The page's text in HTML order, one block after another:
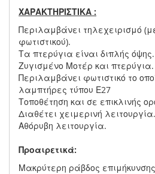
ΧΑΡΑΚΤΗΡΙΣΤΙΚΑ :
Περιλαμβάνει τηλεχειρισμό
φωτιστικού).
Τα πτερύγια είναι διπλής όψης.
Ζυγισμένο Μοτέρ και πτερύγια.
Περιλαμβάνει φωτιστικό το
λαμπτήρες τύπου Ε27
Τοποθέτηση και σε επικλινής
Διαθέτει χειμερινή λειτουργία.
Αθόρυβη λειτουργία.
Προαιρετικά:
Μακρύτερη ράβδος